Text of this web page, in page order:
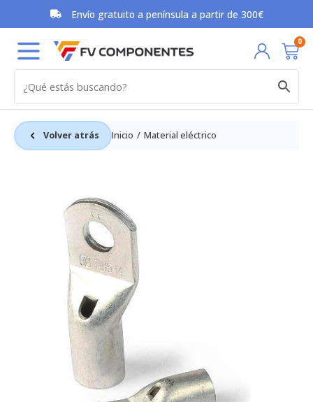
Envío gratuito a península a partir de 300€
0
Volver atrás Inicio Material eléctrico